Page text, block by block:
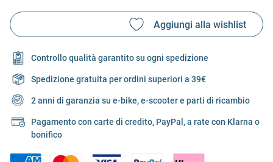
Controllo qualità garantito su ogni spedizione
Spedizione gratuita per ordini superiori a 39€
2 anni di garanzia su e-bike, e-scooter e parti di ricambio
Pagamento con carte di credito, PayPal, a rate con Klarna o
bonifico